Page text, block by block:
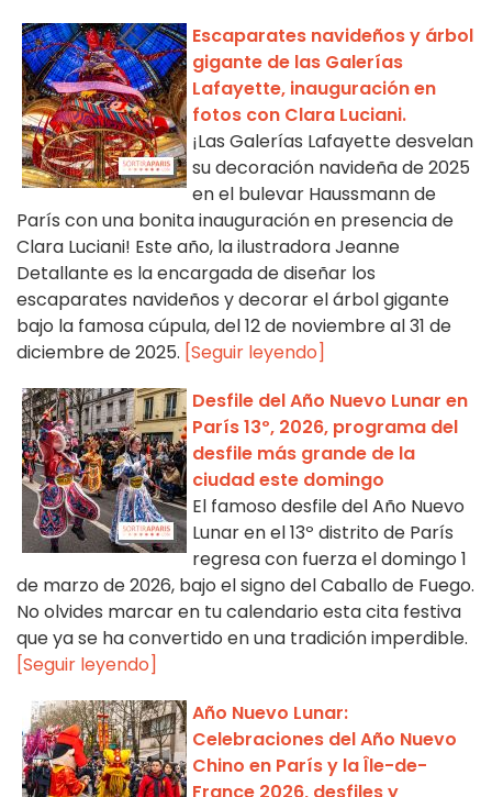
Escaparates navideños y árbol
gigante de las Galerías
Lafayette, inauguración en
fotos con Clara Luciani.
¡Las Galerías Lafayette desvelan
su decoración navideña de 2025
en el bulevar Haussmann de
París con una bonita inauguración en presencia de
Clara Luciani! Este año, la ilustradora Jeanne
Detallante es la encargada de diseñar los
escaparates navideños y decorar el árbol gigante
bajo la famosa cúpula, del 12 de noviembre al 31 de
diciembre de 2025. [Seguir leyendo]
Desfile del Año Nuevo Lunar en
París 13º, 2026, programa del
desfile más grande de la
ciudad este domingo
El famoso desfile del Año Nuevo
Lunar en el 13º distrito de París
regresa con fuerza el domingo 1
de marzo de 2026, bajo el signo del Caballo de Fuego.
No olvides marcar en tu calendario esta cita festiva
que ya se ha convertido en una tradición imperdible.
[Seguir leyendo]
Año Nuevo Lunar:
Celebraciones del Año Nuevo
Chino en París y la Île-de-